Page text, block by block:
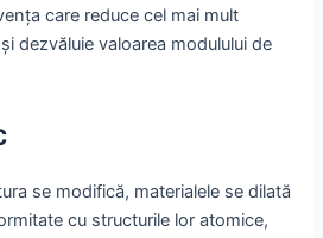
care reduce cel mai mult
dezvăluie valoarea modulului de
se modifică, materialele se dilată
cu structurile lor atomice,